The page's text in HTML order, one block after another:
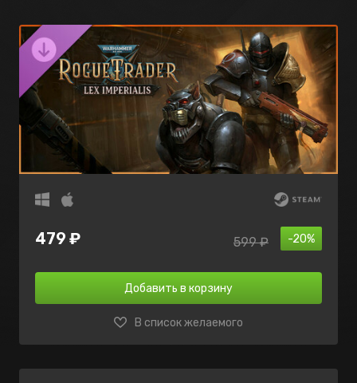
479 ₽ -20%
599 ₽
Добавить в корзину
В список желаемого